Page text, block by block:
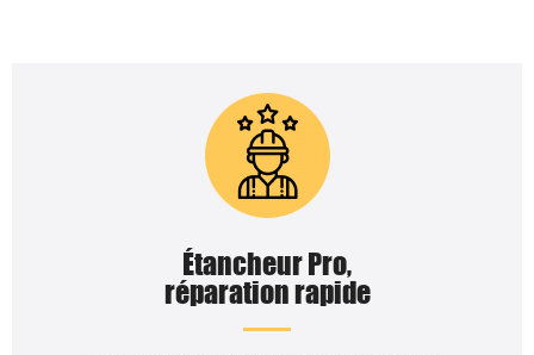
Étancheur Pro,
réparation rapide